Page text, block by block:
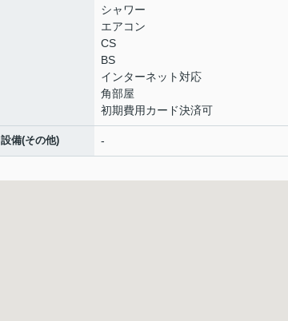
シャワー
エアコン
CS
BS
インターネット対応
角部屋
初期費用カード決済可
設備(その他) -